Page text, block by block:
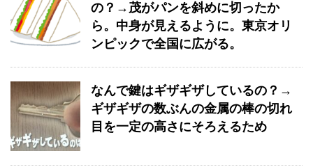
の？→茂がパンを斜めに切ったか
ら。中身が見えるように。東京オリ
ンピックで全国に広がる。
なんで鍵はギザギザしているの？→
ギザギザの数ぶんの金属の棒の切れ
目を一定の高さにそろえるため